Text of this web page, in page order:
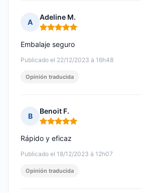
A
Adeline M.
Nota: 5 de 5
Publicado el 22/12/2023 à 16h48
Embalaje seguro
Opinión traducida
B
Benoit F.
Nota: 5 de 5
Publicado el 18/12/2023 à 12h07
Rápido y eficaz
Opinión traducida